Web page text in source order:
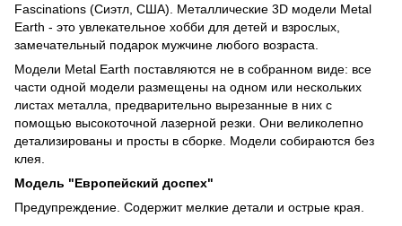
Fascinations (Сиэтл, США). Металлические 3D модели Metal
Earth - это увлекательное хобби для детей и взрослых,
замечательный подарок мужчине любого возраста.
Модели Metal Earth поставляются не в собранном виде: все
части одной модели размещены на одном или нескольких
листах металла, предварительно вырезанные в них с
помощью высокоточной лазерной резки. Они великолепно
детализированы и просты в сборке. Модели собираются без
клея.
Модель "Европейский доспех"
Предупреждение. Содержит мелкие детали и острые края.